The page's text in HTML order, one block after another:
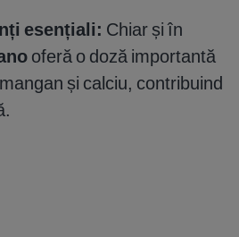
esențiali: Chiar și în
oferă o doză importantă
și calciu, contribuind